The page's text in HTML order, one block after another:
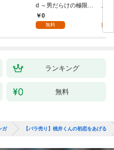
d ～男だらけの極限ラ
ブ～(1)
0
無料
鳥
ランキング
無料
ガ 【バラ売り】桃井くんの初恋をあげる